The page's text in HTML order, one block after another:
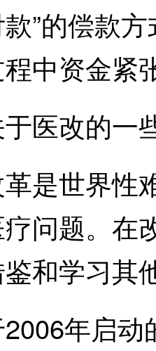
”的偿款
中资金紧
医改的一
世界性
问题。在
和学习其
年启动